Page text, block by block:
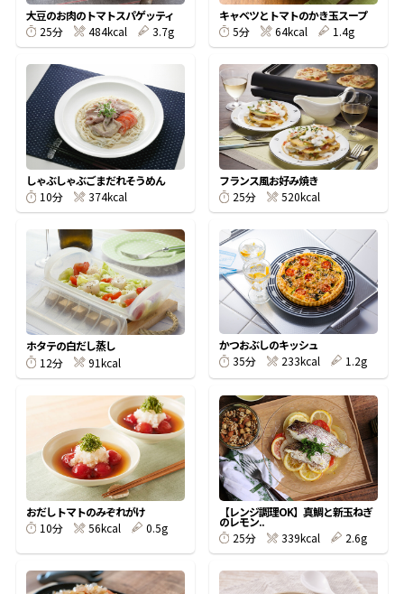
『踊り節』
鰹節屋の
だしパック
だし粉
商品情報一覧
おすすめサイト
大豆のお肉のトマトスパゲッティ
25分
484kcal 3.7g
キャベツとトマトのかき玉スープ
5分
64kcal 1.4g
しゃぶしゃぶごまだれそうめん
10分
374kcal
フランス風お好み焼き
25分
520kcal
ホタテの白だし蒸し
12分
91kcal
かつおぶしのキッシュ
35分
233kcal 1.2g
おだしトマトのみぞれがけ
10分
56kcal 0.5g
【レンジ調理OK】真鯛と新玉ねぎ
のレモン..
25分
339kcal 2.6g